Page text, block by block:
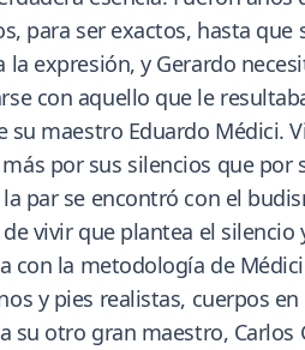
para ser exactos, hasta
la expresión, y Gerardo
con aquello que le
su maestro Eduardo Médici.
por sus silencios que por
par se encontró con el
vivir que plantea el
con la metodología de
y pies realistas, cuerpos
su otro gran maestro,